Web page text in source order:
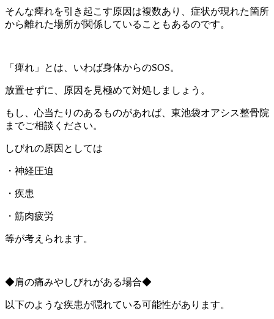
そんな痺れを引き起こす原因は複数あり、症状が現れた箇所
から離れた場所が関係していることもあるのです。
「痺れ」とは、いわば身体からのSOS。
放置せずに、原因を見極めて対処しましょう。
もし、心当たりのあるものがあれば、東池袋オアシス整骨院
までご相談ください。
しびれの原因としては
・神経圧迫
・疾患
・筋肉疲労
等が考えられます。
◆肩の痛みやしびれがある場合◆
以下のような疾患が隠れている可能性があります。